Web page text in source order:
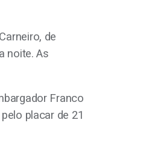
de
noite. As
Franco
placar de 21